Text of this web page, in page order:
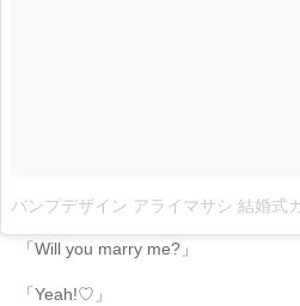
「Will you marry me?」
「Yeah!♡」